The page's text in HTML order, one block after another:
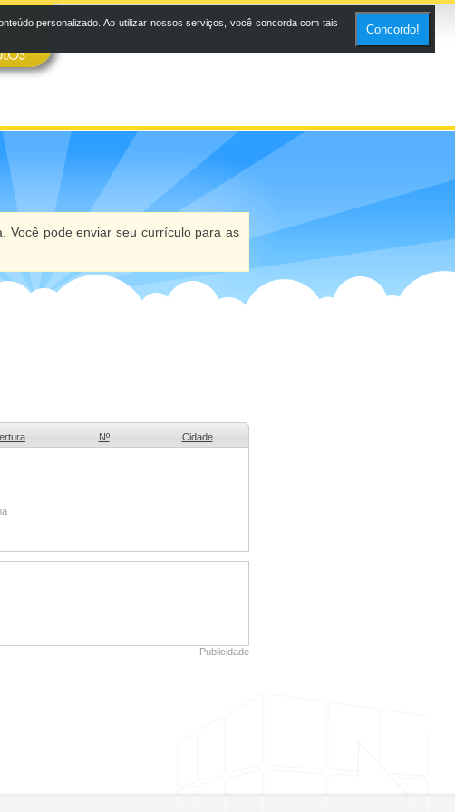
Você pode enviar seu currículo para as
Nº Cidade
Publicidade
personalizado. Ao utilizar nossos serviços, você concorda com tais
Concordo!